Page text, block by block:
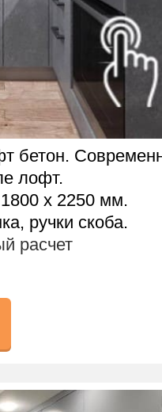
бетон.
лофт.
1800 х 2250 мм.
ручки скоба.
расчет